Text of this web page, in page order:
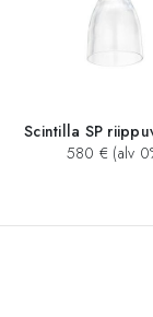
Scintilla SP
580 € (alv